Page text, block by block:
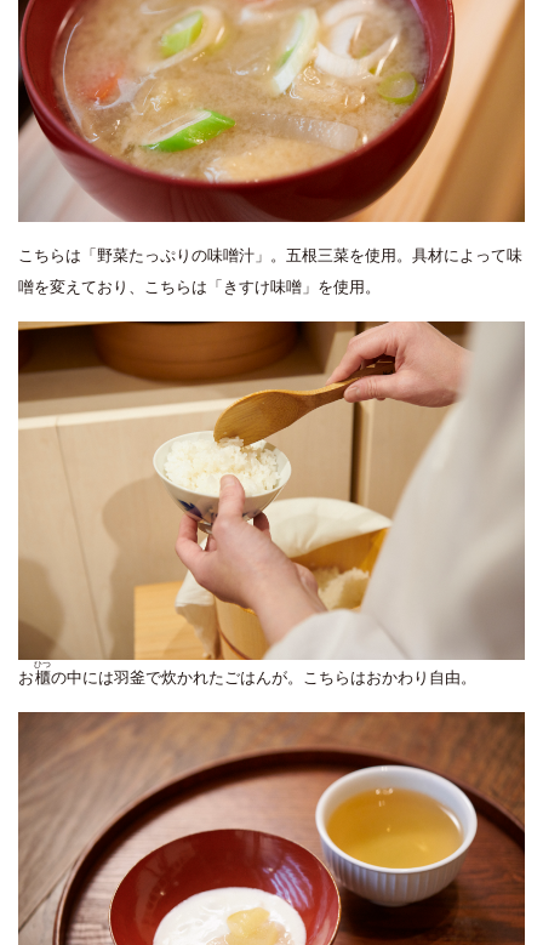
こちらは「野菜たっぷりの味噌汁」。五根三菜を使用。具材によって味
噌を変えており、こちらは「きすけ味噌」を使用。
お櫃
ひつ
の中には羽釜で炊かれたごはんが。こちらはおかわり自由。